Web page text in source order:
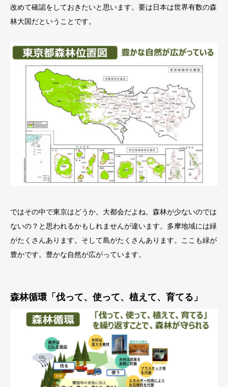
改めて確認をしておきたいと思います。要は日本は世界有数の森
林大国だということです。
ではその中で東京はどうか。大都会だよね。森林が少ないのでは
ないの？と思われるかもしれませんが違います。多摩地域には緑
がたくさんあります。そして島がたくさんあります。ここも緑が
豊かです。豊かな自然が広がっています。
森林循環「伐って、使って、植えて、育てる」